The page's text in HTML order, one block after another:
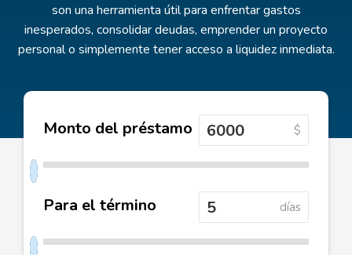
son una herramienta útil para enfrentar gastos
inesperados, consolidar deudas, emprender un proyecto
personal o simplemente tener acceso a liquidez inmediata.
Monto del préstamo $
Para el término días